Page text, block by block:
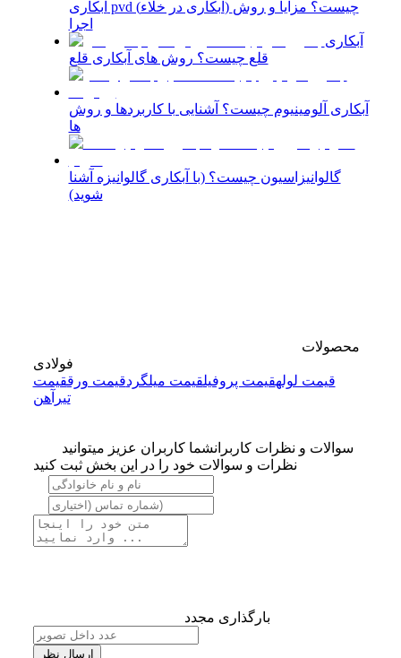
آبکاری pvd (آبکاری در خلاء) چیست؟ مزایا و روش
اجرا
آبکاری
قلع چیست؟ روش های آبکاری قلع
آبکاری آلومینیوم چیست؟ آشنایی با کاربردها و روش
ها
گالوانیزاسیون چیست؟ (با آبکاری گالوانیزه آشنا
شوید)
محصولات
فولادی
قیمت لولهقیمت پروفیلقیمت میلگردقیمت ورققیمت
تیرآهن
سوالات و نظرات کاربرانشما کاربران عزیز میتوانید
نظرات و سوالات خود را در این بخش ثبت کنید
بارگذاری مجدد
ارسال نظر